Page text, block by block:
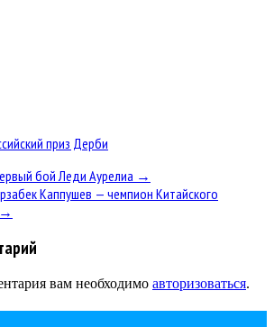
приз Дерби
бой Леди Аурелиа →
Каппушев — чемпион Китайского
→
вам необходимо авторизоваться.